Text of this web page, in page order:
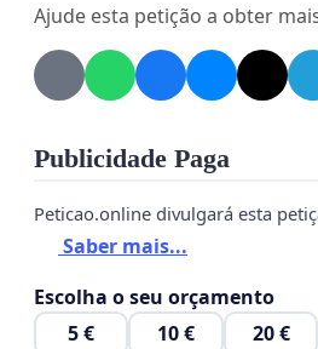
adotem as providências legais
viabilizar o fechamento da
legislação vigente.
Certos de contarmos com a
Ajude esta petição a obter
Publicidade Paga
Peticao.online divulgará esta
Saber mais...
Escolha o seu orçamento
5 €
10 € 20 €